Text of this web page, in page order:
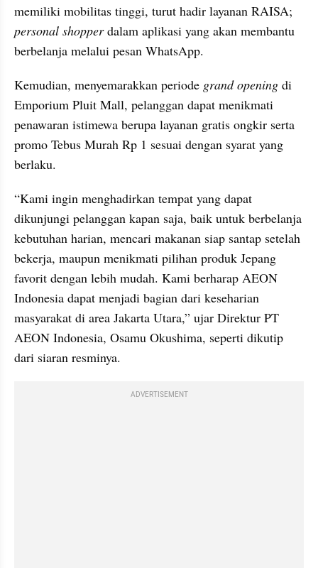
personal shopper dalam aplikasi yang akan membantu
berbelanja melalui pesan WhatsApp.
Kemudian, menyemarakkan periode grand opening di
Emporium Pluit Mall, pelanggan dapat menikmati
penawaran istimewa berupa layanan gratis ongkir serta
promo Tebus Murah Rp 1 sesuai dengan syarat yang
berlaku.
“Kami ingin menghadirkan tempat yang dapat
dikunjungi pelanggan kapan saja, baik untuk berbelanja
kebutuhan harian, mencari makanan siap santap setelah
bekerja, maupun menikmati pilihan produk Jepang
favorit dengan lebih mudah. Kami berharap AEON
Indonesia dapat menjadi bagian dari keseharian
masyarakat di area Jakarta Utara,” ujar Direktur PT
AEON Indonesia, Osamu Okushima, seperti dikutip
dari siaran resminya.
ADVERTISEMENT